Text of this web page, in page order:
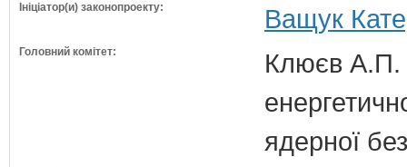
Ініціатор(и) законопроекту: Ващук
Головний комітет:
Клюєв А.П.
ядерної